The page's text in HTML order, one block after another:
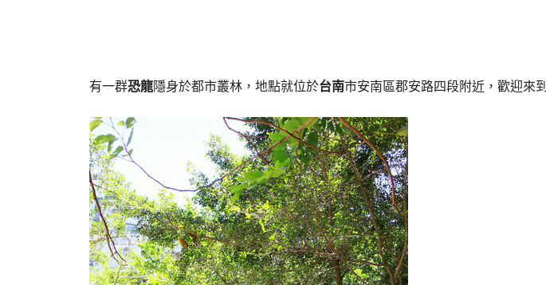
有一群恐龍隱身於都市叢林，地點就位於台南市安南區郡安路四段附近，歡迎來到